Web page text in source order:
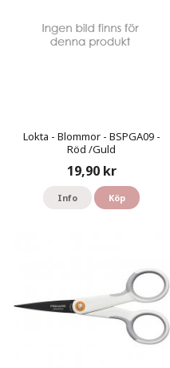
Lokta - Blommor - BSPGA09 -
Röd /Guld
19,90 kr
Info Köp